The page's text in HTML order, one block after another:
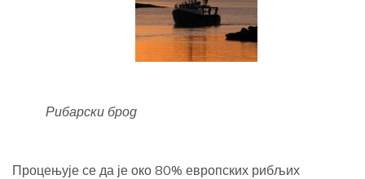
Рибарски брод
Процењује се да је око 80% европских рибљих